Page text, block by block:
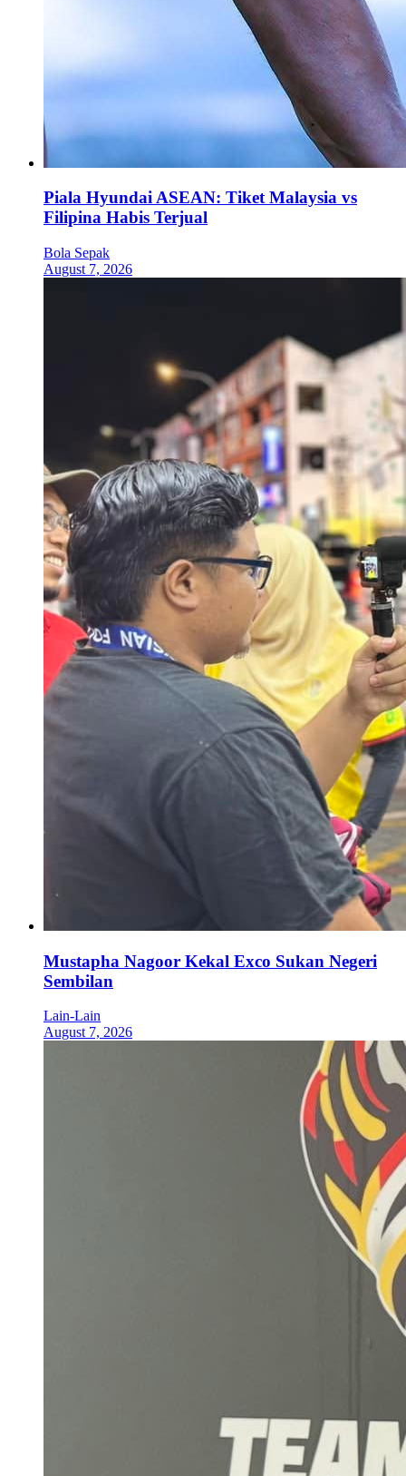
Piala Hyundai ASEAN: Tiket Malaysia vs
Filipina Habis Terjual
Bola Sepak
August 7, 2026
Mustapha Nagoor Kekal Exco Sukan Negeri
Sembilan
Lain-Lain
August 7, 2026